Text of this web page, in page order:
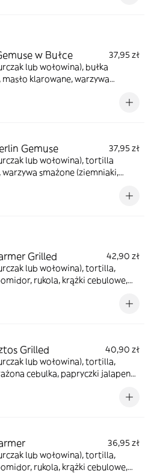
w Bułce
37,95 zł
lub wołowina), bułka
masło klarowane, warzywa
Gemuse
37,95 zł
lub wołowina), tortilla
warzywa smażone (ziemniaki,
z granatu, mięta, sumak
Grilled
42,90 zł
lub wołowina), tortilla,
rukola, krążki cebulowe,
Grilled
40,90 zł
lub wołowina), tortilla,
cebulka, papryczki jalapeno,
36,95 zł
lub wołowina), tortilla,
rukola, krążki cebulowe,